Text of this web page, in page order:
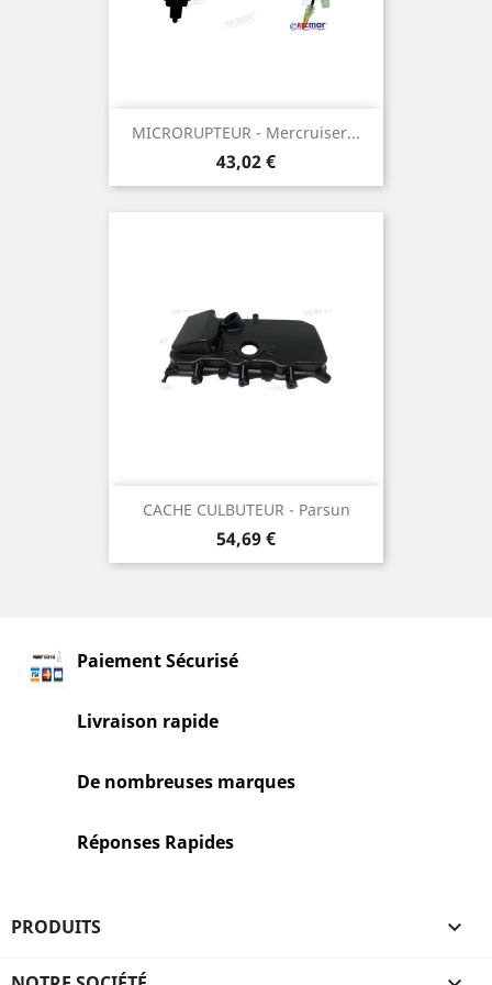
MICRORUPTEUR - Mercruiser...
Prix
43,02 €
CACHE CULBUTEUR - Parsun
Prix
54,69 €
Paiement Sécurisé
Livraison rapide
De nombreuses marques
Réponses Rapides
PRODUITS 